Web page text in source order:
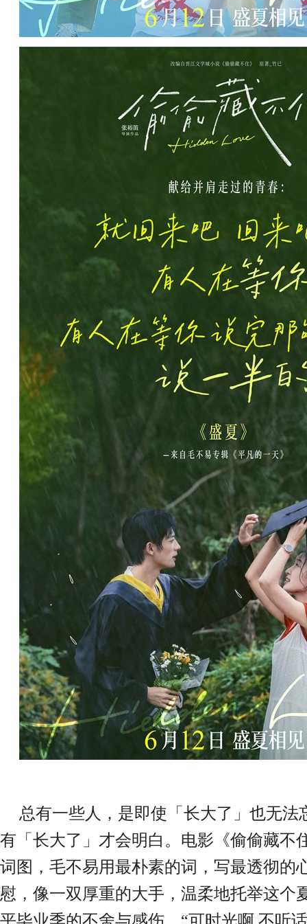
总有一些人，是即使「长大了」也无法
有「长大了」才会明白。 电影《偷偷藏不
词图，毛不易用最朴素的词，写最透彻的
慰，像一双厚重的大手，温柔地托举这个
平毕业季的不舍与感伤。 “可时光啊 不听话